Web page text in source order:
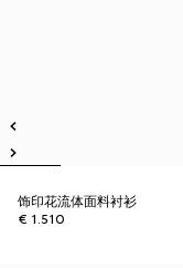
饰印花流体面料衬衫
€ 1.510